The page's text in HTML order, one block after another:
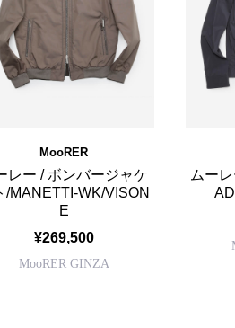
MooRER
レー / ボンバージャケ
/MANETTI-WK/VISON
E
¥269,500
MooRER GINZA
ムー